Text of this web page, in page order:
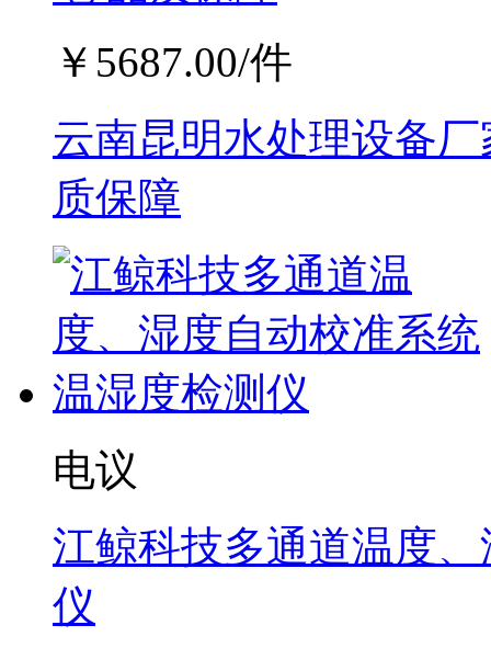
￥ 5687.00/件
云南昆明水处理设备
质保障
电议
江鲸科技多通道温度
仪